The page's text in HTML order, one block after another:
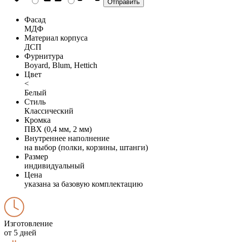
Фасад
МДФ
Материал корпуса
ДСП
Фурнитура
Boyard, Blum, Hettich
Цвет
<
Белый
Стиль
Классический
Кромка
ПВХ (0,4 мм, 2 мм)
Внутреннее наполнение
на выбор (полки, корзины, штанги)
Размер
индивидуальный
Цена
указана за базовую комплектацию
Изготовление
от 5 дней